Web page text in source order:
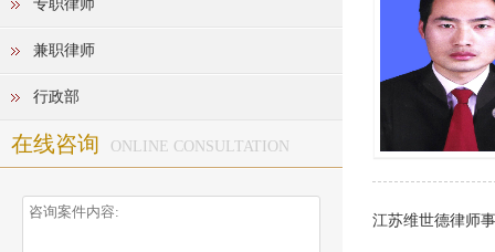
专职律师
兼职律师
行政部
在线咨询 ONLINE CONSULTATION
江苏维世德律师